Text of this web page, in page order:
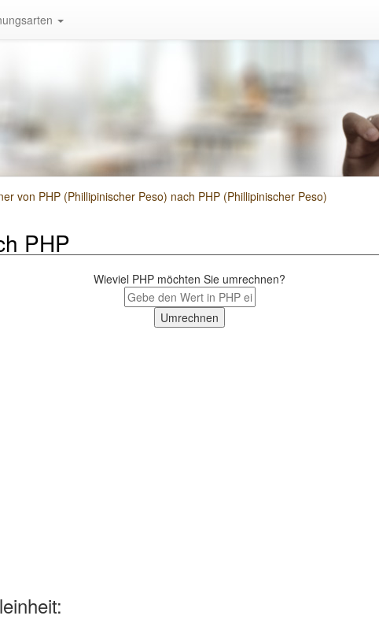
von PHP (Phillipinischer Peso) nach PHP (Phillipinischer Peso)
PHP
Wieviel PHP möchten Sie umrechnen?